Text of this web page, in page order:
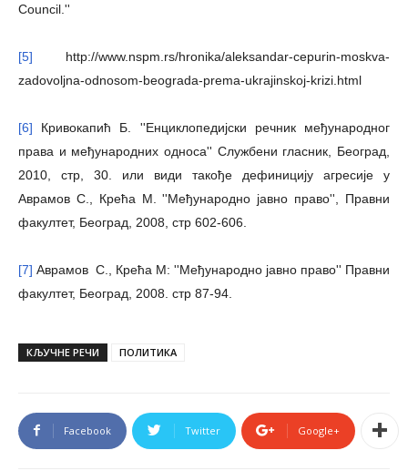
Council.''
[5]
http://www.nspm.rs/hronika/aleksandar-cepurin-moskva-
zadovoljna-odnosom-beograda-prema-ukrajinskoj-krizi.html
[6] Кривокапић Б. ''Енциклопедијски речник међународног
права и међународних односа'' Службени гласник, Београд,
2010, стр, 30. или види такође дефиницију агресије у
Аврамов С., Крећа М. ''Међународно јавно право'', Правни
факултет, Београд, 2008, стр 602-606.
[7] Аврамов С., Крећа М: ''Међународно јавно право'' Правни
факултет, Београд, 2008. стр 87-94.
КЉУЧНЕ РЕЧИ ПОЛИТИКА
Facebook Twitter Google+